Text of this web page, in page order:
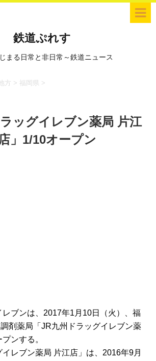
鉄道ぷれす
まる日常と非日常～鉄道ニュース
方 > 福岡県 >
ラッグイレブン薬局 片江
」1/10オープン
ブンは、2017年1月10日（火）、福
剤薬局「JR九州ドラッグイレブン薬
ンする。
イレブン薬局 片江店」は、2016年9月